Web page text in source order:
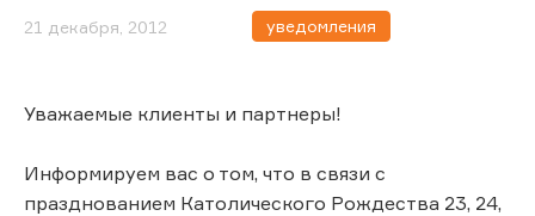
21 декабря, 2012 уведомления
Уважаемые клиенты и партнеры!
Информируем вас о том, что в связи с
празднованием Католического Рождества 23, 24,